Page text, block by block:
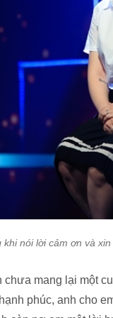
nói lời cảm ơn và xin
mang lại một
phúc, anh cho